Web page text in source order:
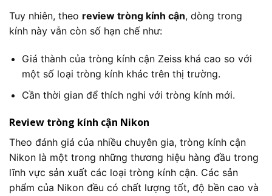
Tuy nhiên, theo review tròng kính cận, dòng trong
kính này vẫn còn số hạn chế như:
Giá thành của tròng kính cận Zeiss khá cao so với
một số loại tròng kính khác trên thị trường.
Cần thời gian để thích nghi với tròng kính mới.
Review tròng kính cận Nikon
Theo đánh giá của nhiều chuyên gia, tròng kính cận
Nikon là một trong những thương hiệu hàng đầu trong
lĩnh vực sản xuất các loại tròng kính cận. Các sản
phẩm của Nikon đều có chất lượng tốt, độ bền cao và